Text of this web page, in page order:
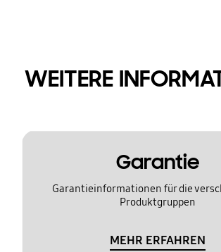
WEITERE
Garantie
Garantieinformationen für die
Produktgruppen
MEHR ERFAHREN